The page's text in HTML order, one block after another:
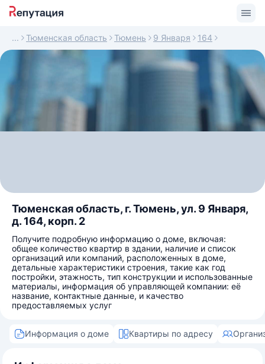
Тюменская область Тюмень 9 Января 164
Тюменская область, г. Тюмень, ул. 9 Января,
д. 164, корп. 2
Получите подробную информацию о доме, включая:
общее количество квартир в здании, наличие и список
организаций или компаний, расположенных в доме,
детальные характеристики строения, такие как год
постройки, этажность, тип конструкции и использованные
материалы, информация об управляющей компании: её
название, контактные данные, и качество
предоставляемых услуг
Информация о доме Квартиры по адресу